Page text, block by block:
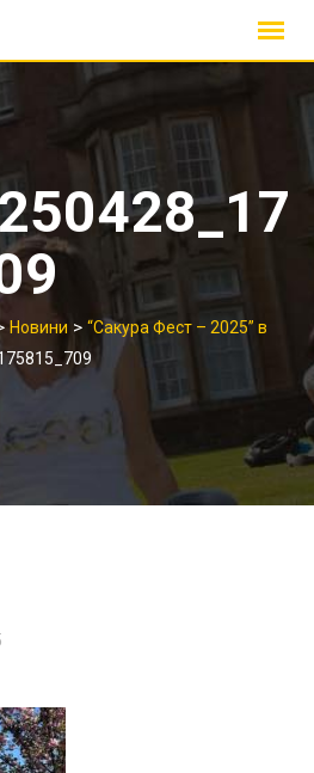
Новини > “Сакура Фест – 2025” в